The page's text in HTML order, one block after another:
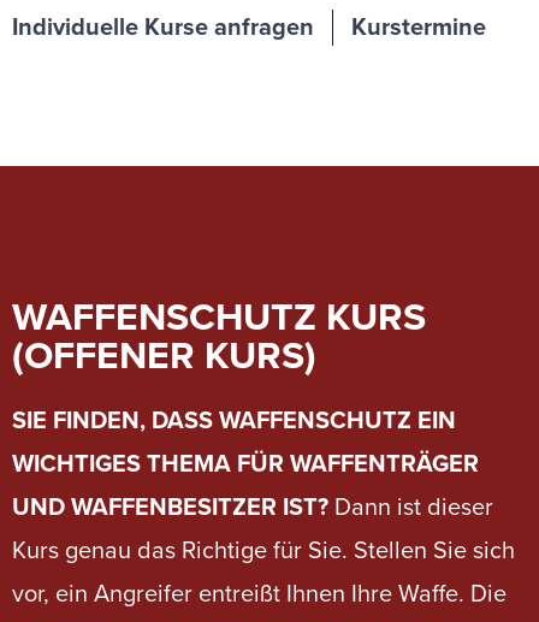
Individuelle Kurse anfragen Kurstermine
WAFFENSCHUTZ KURS
(OFFENER KURS)
SIE FINDEN, DASS WAFFENSCHUTZ EIN
WICHTIGES THEMA FÜR WAFFENTRÄGER
UND WAFFENBESITZER IST? Dann ist dieser
Kurs genau das Richtige für Sie. Stellen Sie sich
vor, ein Angreifer entreißt Ihnen Ihre Waffe. Die